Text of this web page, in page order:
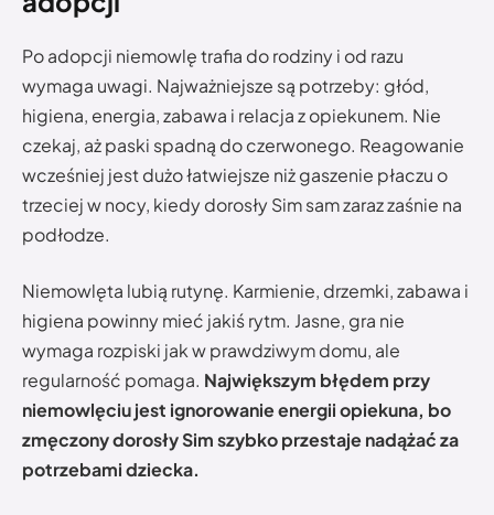
Po adopcji niemowlę trafia do rodziny i od razu
wymaga uwagi. Najważniejsze są potrzeby: głód,
higiena, energia, zabawa i relacja z opiekunem. Nie
czekaj, aż paski spadną do czerwonego. Reagowanie
wcześniej jest dużo łatwiejsze niż gaszenie płaczu o
trzeciej w nocy, kiedy dorosły Sim sam zaraz zaśnie na
podłodze.
Niemowlęta lubią rutynę. Karmienie, drzemki, zabawa i
higiena powinny mieć jakiś rytm. Jasne, gra nie
wymaga rozpiski jak w prawdziwym domu, ale
regularność pomaga. Największym błędem przy
niemowlęciu jest ignorowanie energii opiekuna, bo
zmęczony dorosły Sim szybko przestaje nadążać za
potrzebami dziecka.